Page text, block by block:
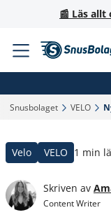
📰 Läs allt
Snusbolaget‎ VELO‎
Velo VELO 1 min
Skriven av
Content Writer